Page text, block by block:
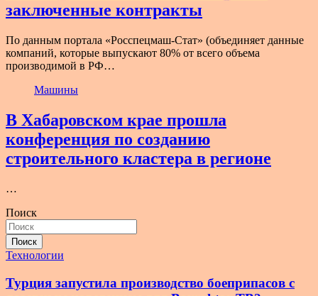
заключенные контракты
По данным портала «Росспецмаш-Стат» (объединяет данные
компаний, которые выпускают 80% от всего объема
производимой в РФ…
Машины
В Хабаровском крае прошла
конференция по созданию
строительного кластера в регионе
…
Поиск
Поиск
Технологии
Турция запустила производство боеприпасов с